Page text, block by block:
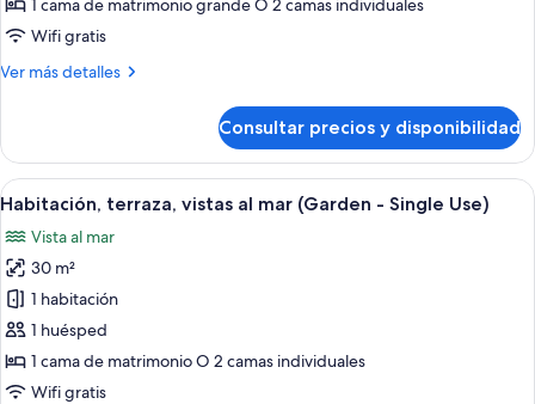
vistas
mar
1 cama de matrimonio grande O 2 camas individuales
Wifi gratis
Ver más detalles
Más
terraza,
vistas
al
(Garden)
Consultar precios y disponibilidad
Abrir
todas
las
fotos
de
Habitación,
terraza,
vistas
Una habitación de hotel con una
6
Habitación, terraza, vistas al mar (Garden - Single Use)
Vista al mar
30 m²
1 habitación
1 huésped
1 cama de matrimonio O 2 camas individuales
Wifi gratis